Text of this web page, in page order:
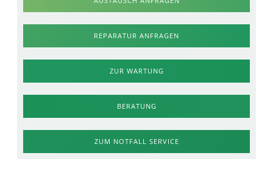
REPARATUR ANFRAGEN
ZUR WARTUNG
BERATUNG
ZUM NOTFALL SERVICE